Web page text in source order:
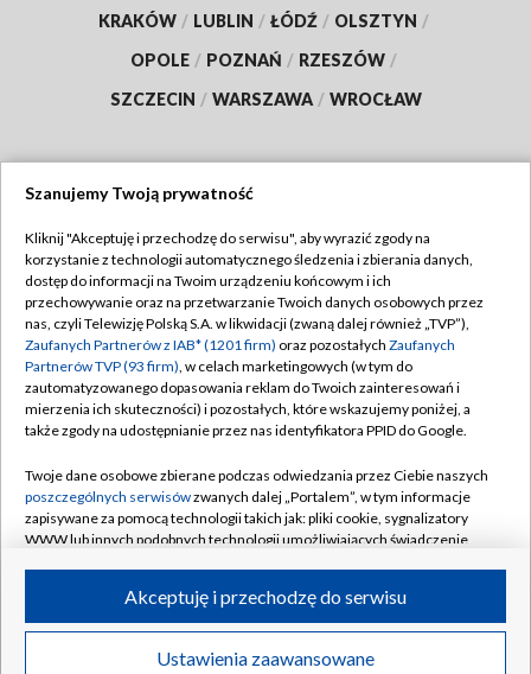
KRAKÓW / LUBLIN / ŁÓDŹ / OLSZTYN /
OPOLE / POZNAŃ / RZESZÓW /
SZCZECIN / WARSZAWA / WROCŁAW
TVP
Abonament TVP
Emisja w TVP
Centrum informacji TVP
Naziemna Telewizja Cyfrowa
Rada Programowa
System NOS
Informacje o nadawcy
Program dla prasy
Regulamin TVP
Polityka prywatności
Moje zgody
Pomoc
Kontakt
Kanały
©2026 Telewizja Polska S.A. w likwidacji
Szanujemy Twoją prywatność
Kliknij "Akceptuję i przechodzę do serwisu", aby wyrazić zgody na
korzystanie z technologii automatycznego śledzenia i zbierania danych,
dostęp do informacji na Twoim urządzeniu końcowym i ich
przechowywanie oraz na przetwarzanie Twoich danych osobowych przez
nas, czyli Telewizję Polską S.A. w likwidacji (zwaną dalej również „TVP”),
Zaufanych Partnerów z IAB* (1201 firm) oraz pozostałych Zaufanych
Partnerów TVP (93 firm), w celach marketingowych (w tym do
zautomatyzowanego dopasowania reklam do Twoich zainteresowań i
mierzenia ich skuteczności) i pozostałych, które wskazujemy poniżej, a
także zgody na udostępnianie przez nas identyfikatora PPID do Google.
Twoje dane osobowe zbierane podczas odwiedzania przez Ciebie naszych
poszczególnych serwisówzwanych dalej „Portalem”, w tym informacje
zapisywane za pomocą technologii takich jak: pliki cookie, sygnalizatory
WWW lub innych podobnych technologii umożliwiających świadczenie
ruchu w Internecie.
Twoje dane osobowe zbierane podczas odwiedzania przez Ciebie
poszczególnych serwisówna Portalu, takie jak adresy IP, identyfikatory
Ustawienia zaawansowane
Akceptuję i przechodzę do serwisu